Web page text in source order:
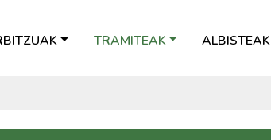
TRAMITEAK ALBISTEAK